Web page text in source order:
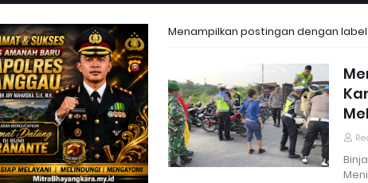
Menampilkan postingan dengan label